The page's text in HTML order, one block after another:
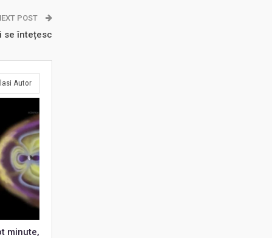
POST
se întețesc
Autor
minute,